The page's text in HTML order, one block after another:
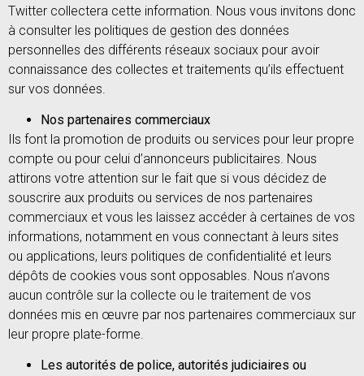
Twitter collectera cette information. Nous vous invitons donc
à consulter les politiques de gestion des données
personnelles des différents réseaux sociaux pour avoir
connaissance des collectes et traitements qu’ils effectuent
sur vos données.
Nos partenaires commerciaux
Ils font la promotion de produits ou services pour leur propre
compte ou pour celui d’annonceurs publicitaires. Nous
attirons votre attention sur le fait que si vous décidez de
souscrire aux produits ou services de nos partenaires
commerciaux et vous les laissez accéder à certaines de vos
informations, notamment en vous connectant à leurs sites
ou applications, leurs politiques de confidentialité et leurs
dépôts de cookies vous sont opposables. Nous n’avons
aucun contrôle sur la collecte ou le traitement de vos
données mis en œuvre par nos partenaires commerciaux sur
leur propre plate-forme.
Les autorités de police, autorités judiciaires ou